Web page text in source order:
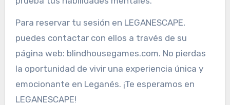
Para reservar tu sesión en LEGANESCAPE,
puedes contactar con ellos a través de su
página web: blindhousegames.com. No pierdas
la oportunidad de vivir una experiencia única y
emocionante en Leganés. ¡Te esperamos en
LEGANESCAPE!